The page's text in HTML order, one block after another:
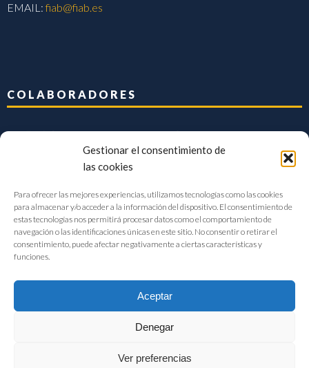
Gestionar el consentimiento de
las cookies
Para ofrecer las mejores experiencias, utilizamos tecnologías como las cookies
para almacenar y/o acceder a la información del dispositivo. El consentimiento de
estas tecnologías nos permitirá procesar datos como el comportamiento de
navegación o las identificaciones únicas en este sitio. No consentir o retirar el
consentimiento, puede afectar negativamente a ciertas características y
funciones.
Aceptar
Denegar
Ver preferencias
EMAIL:fiab@fiab.es
COLABORADORES
FIAB Federación Española de Industrias de la Alimentación y Bebidas